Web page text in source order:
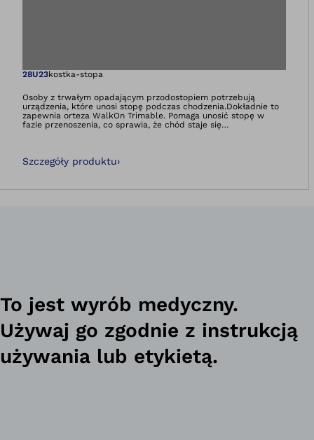
Otwiera zdjęcie
28U23kostka-stopa
Osoby z trwałym opadającym przodostopiem potrzebują
urządzenia, które unosi stopę podczas chodzenia.Dokładnie to
zapewnia orteza WalkOn Trimable. Pomaga unosić stopę w
fazie przenoszenia, co sprawia, że chód staje się
stopowego wykonana jest z nowoczesnego materiału z włókna
łydki. Dla użytkowników z zachowaną częściowo siłą mięśniową
Szczegóły produktu›
To jest wyrób medyczny.
Używaj go zgodnie z instrukcją
używania lub etykietą.